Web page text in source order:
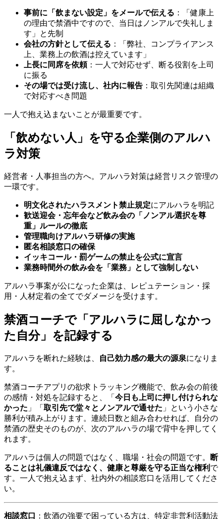
事前に「飲まない設定」をメールで伝える ：「健康上
の理由で禁酒中ですので、当日はノンアルで失礼しま
す」と先制
会社の方針として伝える ：「弊社、コンプライアンス
上、業務上の飲酒は控えています」
上長に同席を依頼：一人で対応せず、断る役割を上司
に振る
その場では受け流し、社内に報告 ：取引先関連は組織
で対応すべき問題
一人で抱え込まないことが最重要です。
「飲めない人」を守る企業側のアルハ
ラ対策
経営者・人事担当の方へ。アルハラ対策は経営リスク管理の
一環です。
明文化されたハラスメント禁止規定にアルハラを明記
歓送迎会・忘年会など飲み会の「ノンアル選択を尊
重」ルールの徹底
管理職向けアルハラ研修の実施
匿名相談窓口の確保
イッキコール・罰ゲームの禁止を公式に宣言
業務時間外の飲み会を「業務」として強制しない
アルハラ事案が公になった企業は、レピュテーション・採
用・人材定着の全てでダメージを受けます。
禁酒コーチで「アルハラに屈しなかっ
た自分」を記録する
アルハラを断れた経験は、 自己効力感の最大の源泉になりま
す。
禁酒コーチアプリの欲求トラッキング機能で、飲み会の前後
の感情・対処を記録すると、「 今日も上司に押し付けられな
かった 」「 取引先で堂々とノンアルで通せた 」という小さな
勝利が積み上がります。連続日数と組み合わせれば、自分の
禁酒の歴史そのものが、次のアルハラの場で背中を押してく
れます。
アルハラは個人の問題ではなく、職場・社会の問題です。
断
ることは礼儀違反ではなく、健康と尊厳を守る正当な権利 で
す。一人で抱え込まず、社内外の相談窓口を活用してくださ
い。
相談窓口 ：飲酒の強要で困っている方は、特定非営利活動法